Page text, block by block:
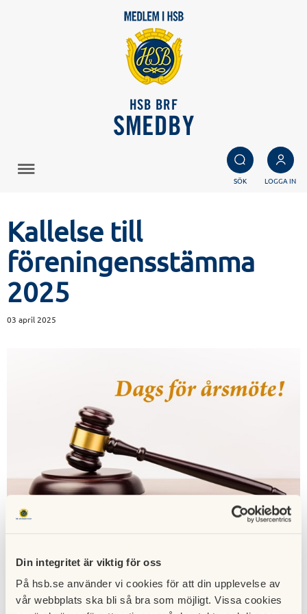
Din integritet är viktig för oss
På hsb.se använder vi cookies för att din upplevelse av
vår webbplats ska bli så bra som möjligt. Vissa cookies
HSB BRF
SMEDBY
SÖK LOGGA IN
Kallelse till
föreningensstämma
2025
03 april 2025
Vi inbjuder alla boende i föreningen till årsstämman där vi
går igenom föreningens verksamhet och framtidsplaner.